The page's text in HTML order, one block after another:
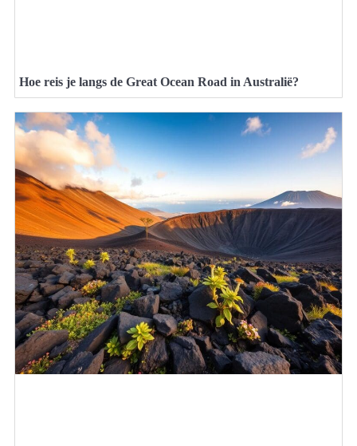
Hoe reis je langs de Great Ocean Road in Australië?